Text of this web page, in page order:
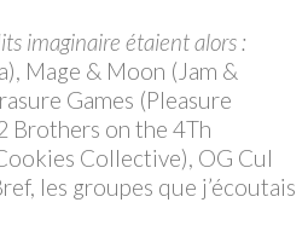
imaginaire étaient alors :
Mage & Moon (Jam &
Games (Pleasure
Brothers on the 4Th
Collective), OG Cul
les groupes que j’écoutais